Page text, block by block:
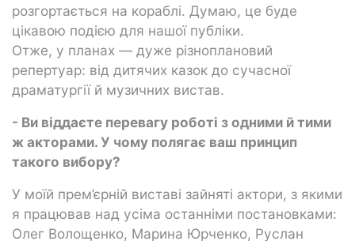
розгортається на кораблі. Думаю, це буде
цікавою подією для нашої публіки.
Отже, у планах — дуже різноплановий
репертуар: від дитячих казок до сучасної
драматургії й музичних вистав.
- Ви віддаєте перевагу роботі з одними й тими
ж акторами. У чому полягає ваш принцип
такого вибору?
У моїй прем’єрній виставі зайняті актори, з якими
я працював над усіма останніми постановками:
Олег Волощенко, Марина Юрченко, Руслан